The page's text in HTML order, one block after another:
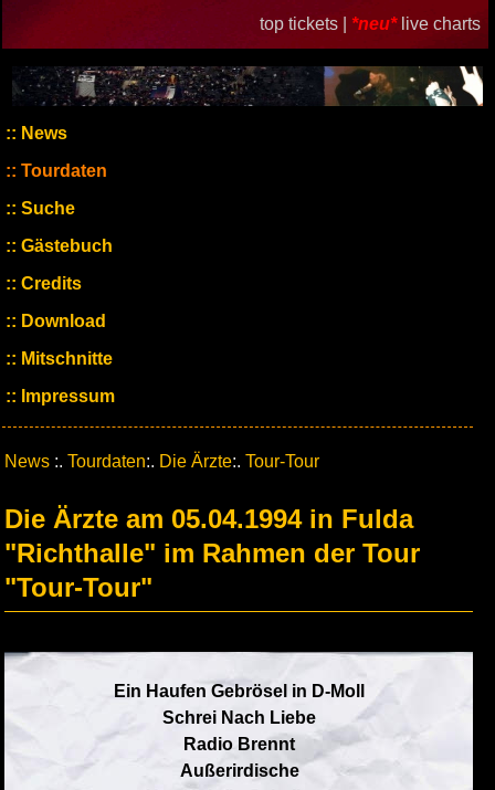
top tickets | *neu* live charts
News
Tourdaten
Suche
Gästebuch
Credits
Download
Mitschnitte
Impressum
News :. Tourdaten:. Die Ärzte:. Tour-Tour
Die Ärzte am 05.04.1994 in Fulda
"Richthalle" im Rahmen der Tour
"Tour-Tour"
Ein Haufen Gebrösel in D-Moll
Schrei Nach Liebe
Radio Brennt
Außerirdische